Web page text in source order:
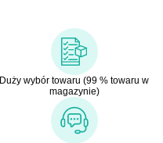
Duży wybór towaru (99 % towaru w
magazynie)